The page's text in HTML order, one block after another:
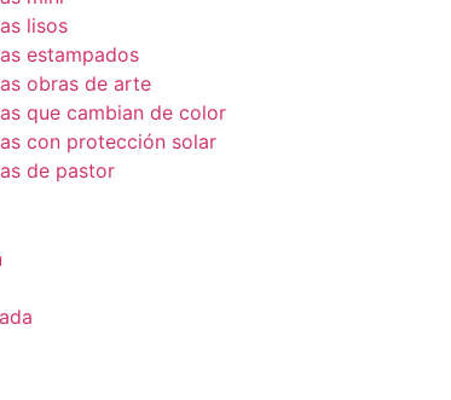
lisos
estampados
obras de arte
que cambian de color
con protección solar
de pastor